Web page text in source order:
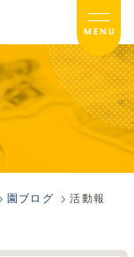
MENU
園ブログ 活動報